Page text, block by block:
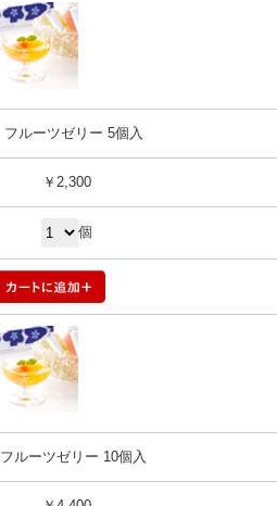
フルーツゼリー 5個入
￥2,300
個
フルーツゼリー 10個入